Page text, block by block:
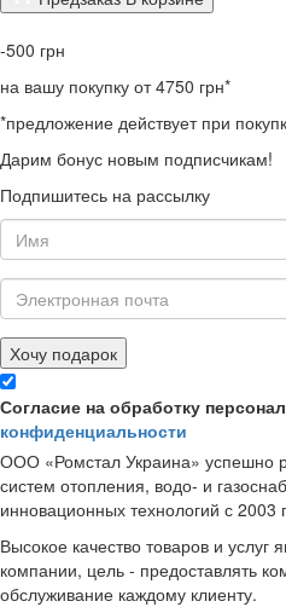
-500 грн
на вашу покупку от 4750 грн*
*предложение действует при
Дарим бонус новым подписчикам!
Подпишитесь на рассылку
Хочу подарок
Согласие на обработку
конфиденциальности
ООО «Ромстал Украина» успешно
систем отопления, водо- и
инновационных технологий с 2003
Высокое качество товаров и
компании, цель - предоставлять
обслуживание каждому клиенту.